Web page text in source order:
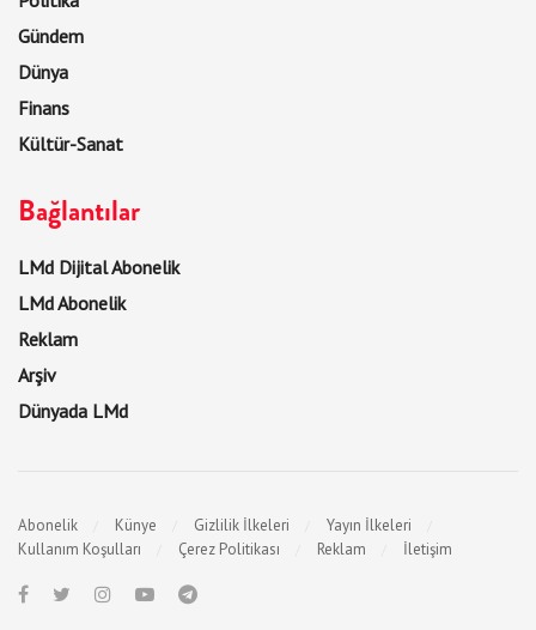
Gündem
Dünya
Finans
Kültür-Sanat
Bağlantılar
LMd Dijital Abonelik
LMd Abonelik
Reklam
Arşiv
Dünyada LMd
Abonelik Künye Gizlilik İlkeleri
Yayın İlkeleri
Kullanım Koşulları
Çerez Politikası Reklam İletişim